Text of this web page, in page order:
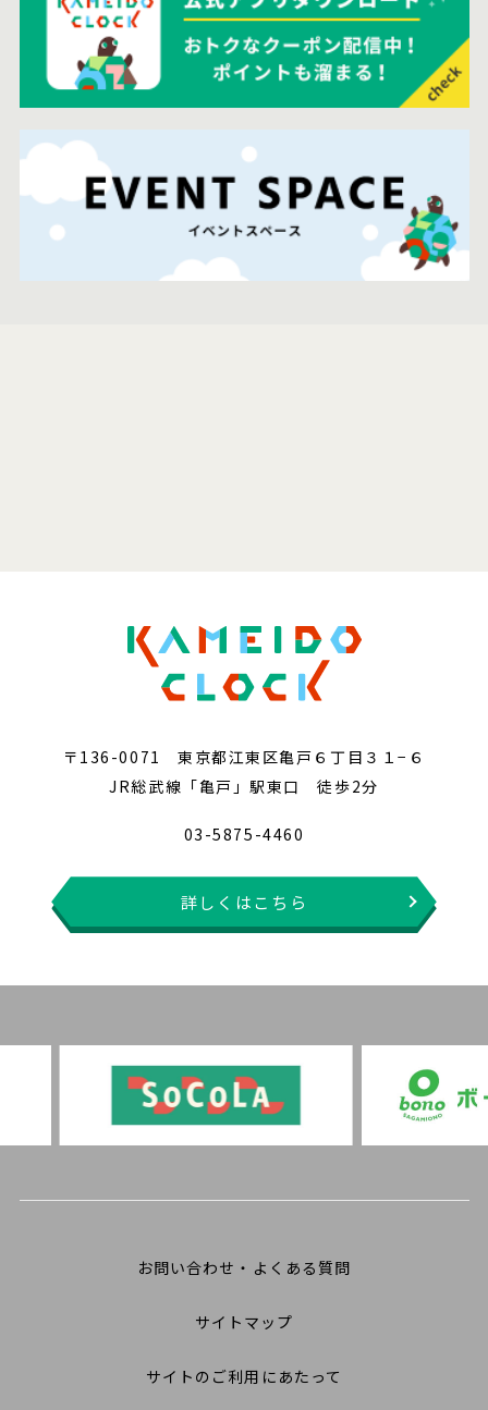
〒136-0071 東京都江東区亀戸６丁目３１−６
JR総武線「亀戸」駅東口 徒歩2分
03-5875-4460
詳しくはこちら
お問い合わせ・よくある質問
サイトマップ
サイトのご利用にあたって